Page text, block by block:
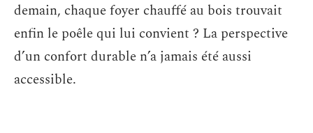
demain, chaque foyer chauffé au bois trouvait
enfin le poêle qui lui convient ? La perspective
d’un confort durable n’a jamais été aussi
accessible.